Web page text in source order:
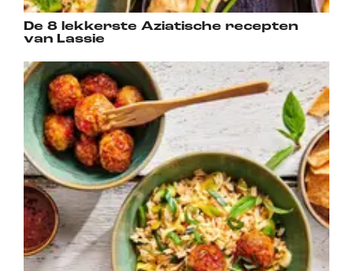
De 8 lekkerste Aziatische recepten
van Lassie